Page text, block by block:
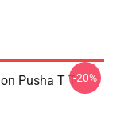
Pusha T T--20%